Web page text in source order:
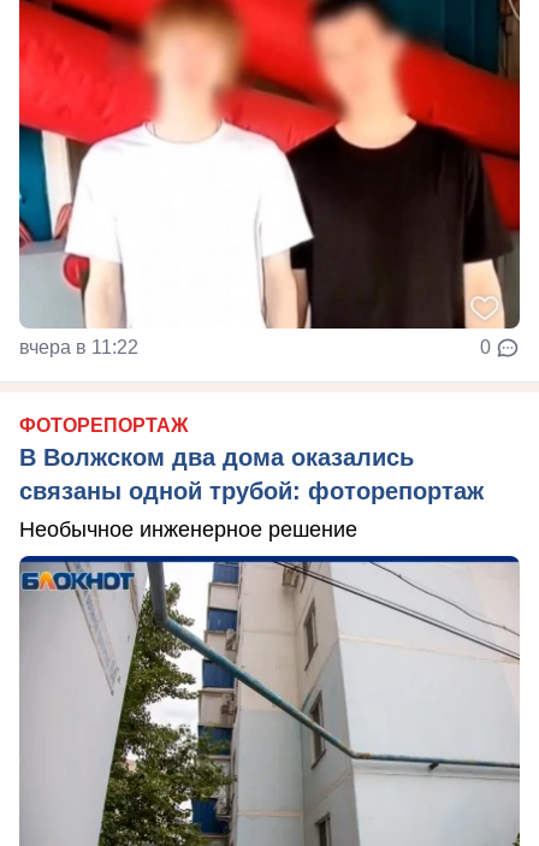
вчера в 11:22 0
ФОТОРЕПОРТАЖ
В Волжском два дома оказались
связаны одной трубой: фоторепортаж
Необычное инженерное решение